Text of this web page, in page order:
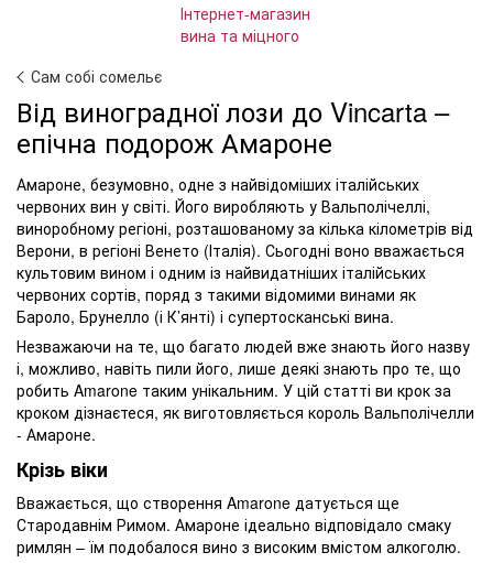
Сам собі сомельє
Від виноградної лози до Vincarta –
епічна подорож Амароне
Амароне, безумовно, одне з найвідоміших італійських
червоних вин у світі. Його виробляють у Вальполічеллі,
виноробному регіоні, розташованому за кілька кілометрів від
Верони, в регіоні Венето (Італія). Сьогодні воно вважається
культовим вином і одним із найвидатніших італійських
червоних сортів, поряд з такими відомими винами як
Бароло, Брунелло (і К’янті) і супертосканські вина.
Незважаючи на те, що багато людей вже знають його назву
і, можливо, навіть пили його, лише деякі знають про те, що
робить Amarone таким унікальним. У цій статті ви крок за
кроком дізнаєтеся, як виготовляється король Вальполічелли
- Амароне.
Крізь віки
Вважається, що створення Amarone датується ще
Стародавнім Римом. Амароне ідеально відповідало смаку
римлян – їм подобалося вино з високим вмістом алкоголю.